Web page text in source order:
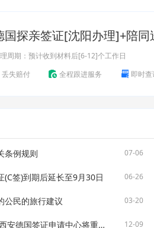
国探亲签证[沈阳办理]+陪同
周期：预计收到材料后[6-12]个工作日
丢失赔付
全程跟进服务 即时查
条例规则 07-06
(C签)到期后延长至9月30日 06-26
公民的旅行建议 03-20
12月23日起，武汉和西安德国签证申请中心将重新对外开放！ 12-09